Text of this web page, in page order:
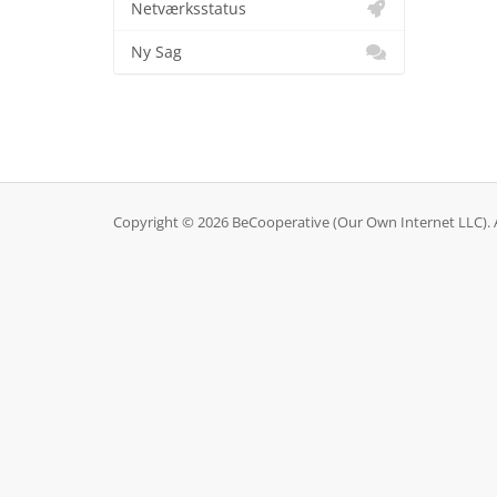
Netværksstatus
Ny Sag
Copyright © 2026 BeCooperative (Our Own Internet LLC).